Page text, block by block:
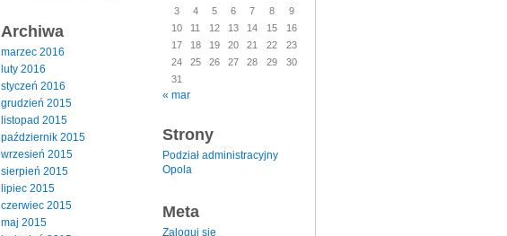
Archiwa
marzec 2016
luty 2016
styczeń 2016
grudzień 2015
listopad 2015
październik 2015
wrzesień 2015
sierpień 2015
lipiec 2015
czerwiec 2015
maj 2015
3
4 5 6 7 8
9
10
11 12 13 14 15
16
17
18 19 20 21 22
23
24
25 26 27 28 29
30
31
« mar
Strony
Podział administracyjny
Opola
Meta
Zaloguj się